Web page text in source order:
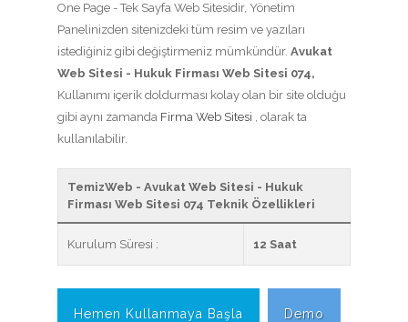
One Page - Tek Sayfa Web Sitesidir, Yönetim
Panelinizden sitenizdeki tüm resim ve yazıları
istediğiniz gibi değiştirmeniz mümkündür. Avukat
Web Sitesi - Hukuk Firması Web Sitesi 074,
Kullanımı içerik doldurması kolay olan bir site olduğu
gibi aynı zamanda Firma Web Sitesi , olarak ta
kullanılabilir.
TemizWeb - Avukat Web Sitesi - Hukuk
Firması Web Sitesi 074 Teknik Özellikleri
Kurulum Süresi : 12 Saat
Hemen Kullanmaya Başla Demo